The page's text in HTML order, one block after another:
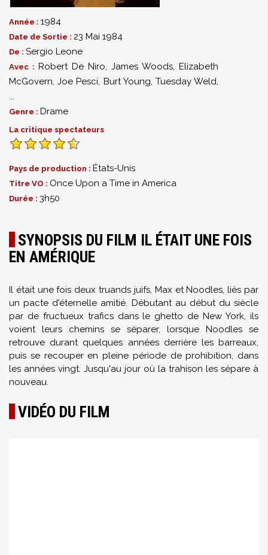
Année : 1984
Date de Sortie : 23 Mai 1984
De : Sergio Leone
Avec : Robert De Niro, James Woods, Elizabeth
McGovern,Joe Pesci, Burt Young, Tuesday Weld,
...
Genre : Drame
La critique spectateurs
Pays de production : États-Unis
Titre VO : Once Upon a Time in America
Durée : 3h50
SYNOPSIS DU FILM IL ÉTAIT UNE FOIS
EN AMÉRIQUE
Il était une fois deux truands juifs, Max et Noodles, liés par
un pacte d'éternelle amitié. Débutant au début du siècle
par de fructueux trafics dans le ghetto de New York, ils
voient leurs chemins se séparer, lorsque Noodles se
retrouve durant quelques années derrière les barreaux,
puis se recouper en pleine période de prohibition, dans
les années vingt. Jusqu'au jour où la trahison les sépare à
nouveau.
VIDÉO DU FILM